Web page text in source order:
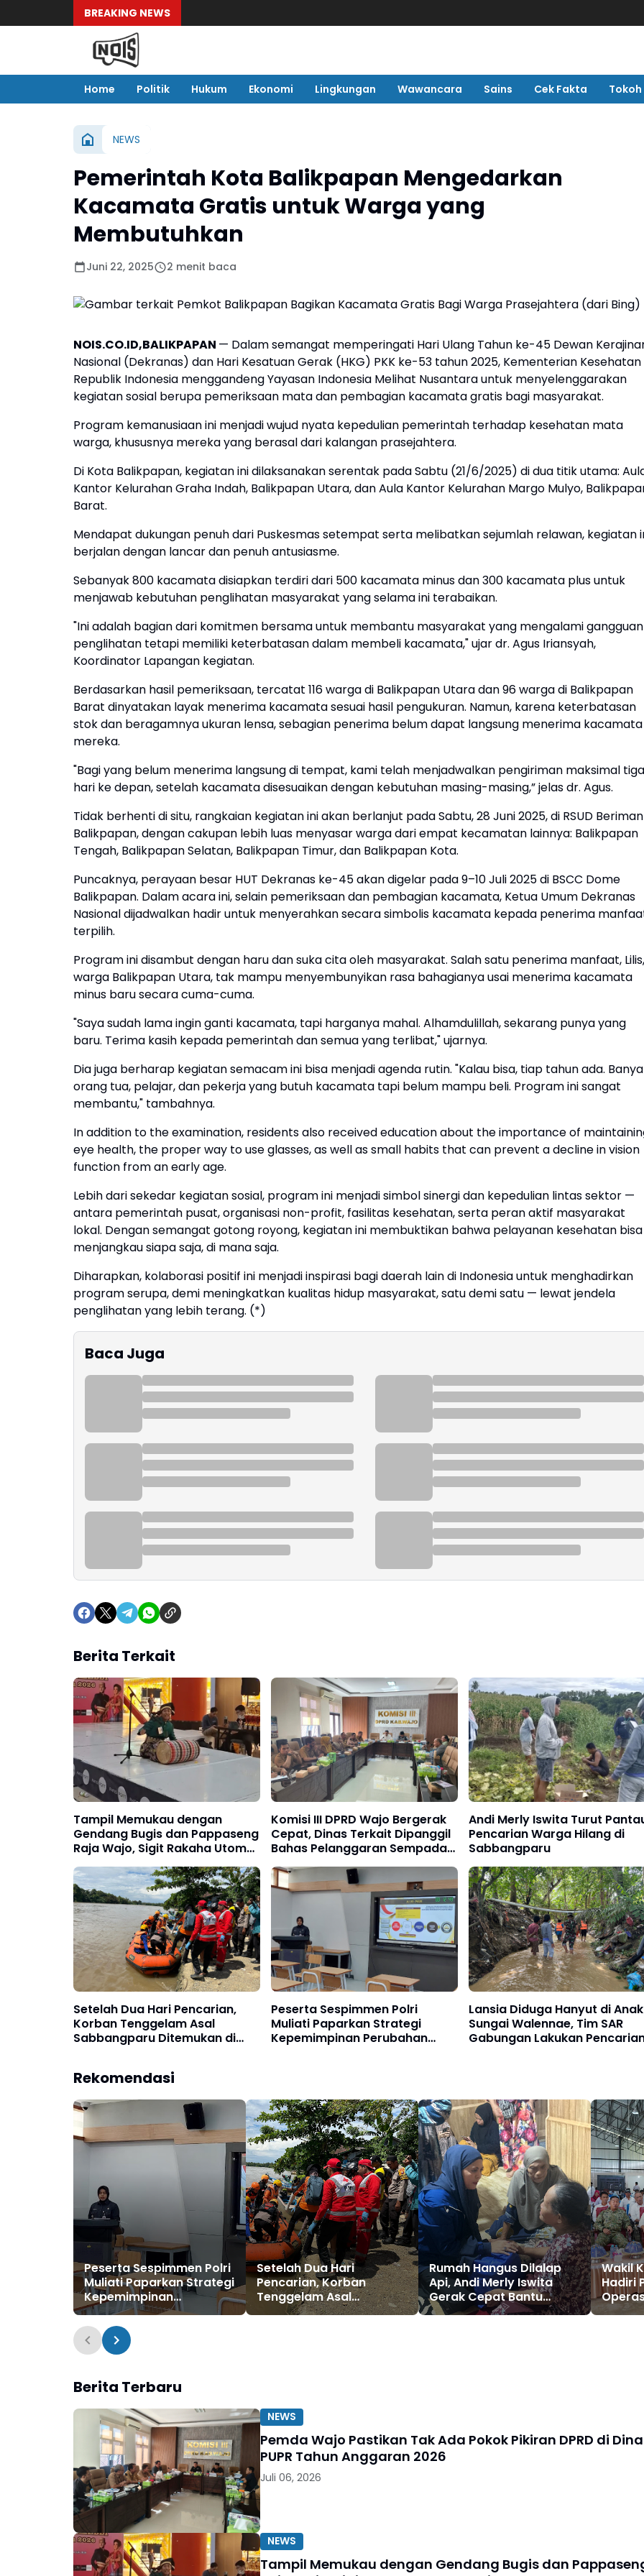
BREAKING NEWS
Home Politik Hukum Ekonomi Lingkungan Wawancara Sains Cek Fakta Tokoh
NEWS
Pemerintah Kota Balikpapan Mengedarkan
Kacamata Gratis untuk Warga yang
Membutuhkan
Juni 22, 2025 2 menit baca
NOIS.CO.ID,BALIKPAPAN — Dalam semangat memperingati Hari Ulang Tahun ke-45 Dewan
Nasional (Dekranas) dan Hari Kesatuan Gerak (HKG) PKK ke-53 tahun 2025, Kementerian Kesehatan
Republik Indonesia menggandeng Yayasan Indonesia Melihat Nusantara untuk menyelenggarakan
kegiatan sosial berupa pemeriksaan mata dan pembagian kacamata gratis bagi masyarakat.
Program kemanusiaan ini menjadi wujud nyata kepedulian pemerintah terhadap kesehatan mata
warga, khususnya mereka yang berasal dari kalangan prasejahtera.
Di Kota Balikpapan, kegiatan ini dilaksanakan serentak pada Sabtu (21/6/2025) di dua titik utama:
Kantor Kelurahan Graha Indah, Balikpapan Utara, dan Aula Kantor Kelurahan Margo Mulyo,
Barat.
Mendapat dukungan penuh dari Puskesmas setempat serta melibatkan sejumlah relawan, kegiatan
berjalan dengan lancar dan penuh antusiasme.
Sebanyak 800 kacamata disiapkan terdiri dari 500 kacamata minus dan 300 kacamata plus untuk
menjawab kebutuhan penglihatan masyarakat yang selama ini terabaikan.
"Ini adalah bagian dari komitmen bersama untuk membantu masyarakat yang mengalami gangguan
penglihatan tetapi memiliki keterbatasan dalam membeli kacamata," ujar dr. Agus Iriansyah,
Koordinator Lapangan kegiatan.
Berdasarkan hasil pemeriksaan, tercatat 116 warga di Balikpapan Utara dan 96 warga di Balikpapan
Barat dinyatakan layak menerima kacamata sesuai hasil pengukuran. Namun, karena keterbatasan
stok dan beragamnya ukuran lensa, sebagian penerima belum dapat langsung menerima kacamata
mereka.
"Bagi yang belum menerima langsung di tempat, kami telah menjadwalkan pengiriman maksimal tiga
hari ke depan, setelah kacamata disesuaikan dengan kebutuhan masing-masing,” jelas dr. Agus.
Tidak berhenti di situ, rangkaian kegiatan ini akan berlanjut pada Sabtu, 28 Juni 2025, di RSUD Beriman
Balikpapan, dengan cakupan lebih luas menyasar warga dari empat kecamatan lainnya: Balikpapan
Tengah, Balikpapan Selatan, Balikpapan Timur, dan Balikpapan Kota.
Puncaknya, perayaan besar HUT Dekranas ke-45 akan digelar pada 9–10 Juli 2025 di BSCC Dome
Balikpapan. Dalam acara ini, selain pemeriksaan dan pembagian kacamata, Ketua Umum Dekranas
Nasional dijadwalkan hadir untuk menyerahkan secara simbolis kacamata kepada penerima
terpilih.
Program ini disambut dengan haru dan suka cita oleh masyarakat. Salah satu penerima manfaat, Lilis,
warga Balikpapan Utara, tak mampu menyembunyikan rasa bahagianya usai menerima kacamata
minus baru secara cuma-cuma.
"Saya sudah lama ingin ganti kacamata, tapi harganya mahal. Alhamdulillah, sekarang punya yang
baru. Terima kasih kepada pemerintah dan semua yang terlibat," ujarnya.
Dia juga berharap kegiatan semacam ini bisa menjadi agenda rutin. "Kalau bisa, tiap tahun ada.
orang tua, pelajar, dan pekerja yang butuh kacamata tapi belum mampu beli. Program ini sangat
membantu," tambahnya.
In addition to the examination, residents also received education about the importance of
eye health, the proper way to use glasses, as well as small habits that can prevent a decline in vision
function from an early age.
Lebih dari sekedar kegiatan sosial, program ini menjadi simbol sinergi dan kepedulian lintas sektor —
antara pemerintah pusat, organisasi non-profit, fasilitas kesehatan, serta peran aktif masyarakat
lokal. Dengan semangat gotong royong, kegiatan ini membuktikan bahwa pelayanan kesehatan bisa
menjangkau siapa saja, di mana saja.
Diharapkan, kolaborasi positif ini menjadi inspirasi bagi daerah lain di Indonesia untuk menghadirkan
program serupa, demi meningkatkan kualitas hidup masyarakat, satu demi satu — lewat jendela
penglihatan yang lebih terang. (*)
Baca Juga
Berita Terkait
Tampil Memukau dengan
Gendang Bugis dan Pappaseng
Raja Wajo, Sigit Rakaha Utomo
Raih Juara 2 Talent Show
Komisi III DPRD Wajo Bergerak
Cepat, Dinas Terkait Dipanggil
Bahas Pelanggaran Sempadan
Jalan
Andi Merly Iswita Turut
Pencarian Warga Hilang di
Sabbangparu
Setelah Dua Hari Pencarian,
Korban Tenggelam Asal
Sabbangparu Ditemukan di
Peserta Sespimmen Polri
Muliati Paparkan Strategi
Kepemimpinan Perubahan
Lansia Diduga Hanyut di Anak
Sungai Walennae, Tim SAR
Gabungan Lakukan
Rekomendasi
Peserta Sespimmen Polri
Muliati Paparkan Strategi
Kepemimpinan
Perubahan Lewat SFAS di
FGD Pontianak
Setelah Dua Hari
Pencarian, Korban
Tenggelam Asal
Sabbangparu Ditemukan
Rumah Hangus Dilalap
Api, Andi Merly Iswita
Gerak Cepat Bantu
Korban Kebakaran di
Wakil
Hadiri
Berita Terbaru
NEWS
Pemda Wajo Pastikan Tak Ada Pokok Pikiran DPRD di
PUPR Tahun Anggaran 2026
Juli 06, 2026
NEWS
Tampil Memukau dengan Gendang Bugis dan